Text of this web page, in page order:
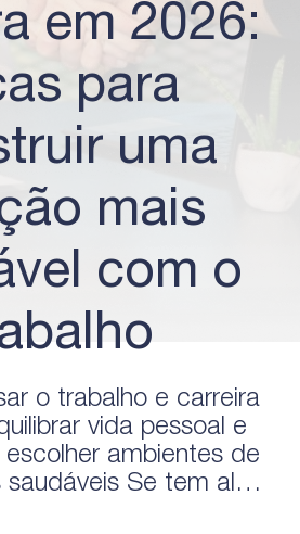
em 2026:
para
uma
mais
com o
o trabalho e carreira
vida pessoal e
escolher ambientes de
saudáveis Se tem algo